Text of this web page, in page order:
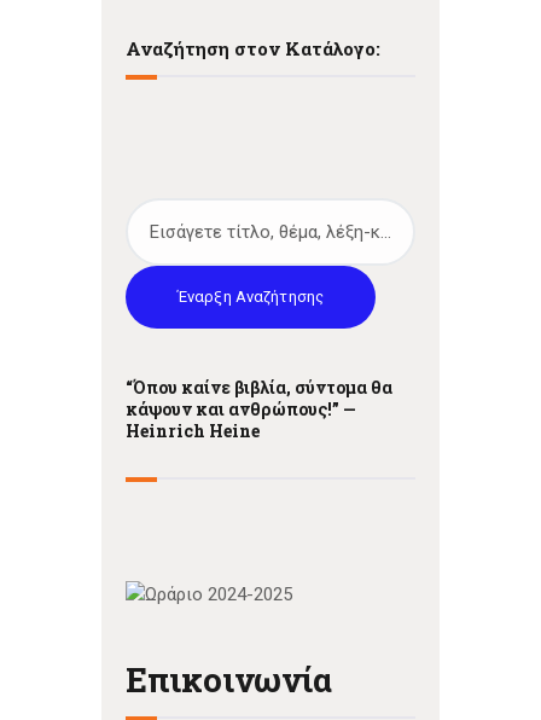
Αναζήτηση στον Κατάλογο:
Έναρξη Αναζήτησης
“Όπου καίνε βιβλία, σύντομα θα
κάψουν και ανθρώπους!” —
Heinrich Heine
Επικοινωνία